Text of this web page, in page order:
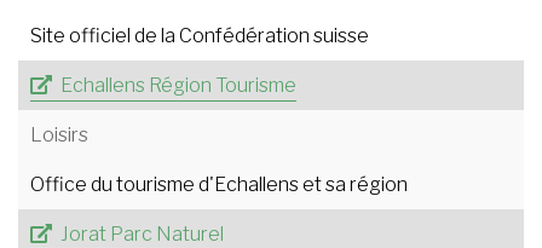
Site officiel de la Confédération suisse
Echallens Région Tourisme
Loisirs
Office du tourisme d'Echallens et sa région
Jorat Parc Naturel